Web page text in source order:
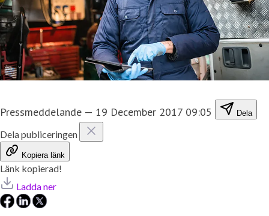
Pressmeddelande — 19 December 2017 09:05 Dela
Dela publiceringen
Kopiera länk
Länk kopierad!
Ladda ner